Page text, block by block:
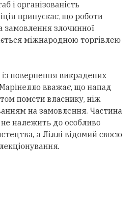
і організованість
припускає, що роботи
замовлення злочинної
міжнародною торгівлею
повернення викрадених
вважає, що напад
помсти власнику, ніж
на замовлення. Частина
належить до особливо
а Ліллі відомий своєю